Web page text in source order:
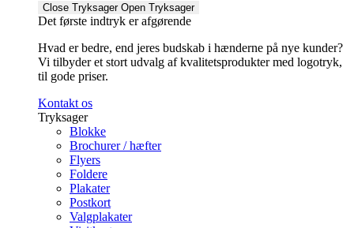
Close Tryksager Open Tryksager
Det første indtryk er afgørende
Hvad er bedre, end jeres budskab i hænderne på nye kunder?
Vi tilbyder et stort udvalg af kvalitetsprodukter med logotryk,
til gode priser.
Kontakt os
Tryksager
Blokke
Brochurer / hæfter
Flyers
Foldere
Plakater
Postkort
Valgplakater